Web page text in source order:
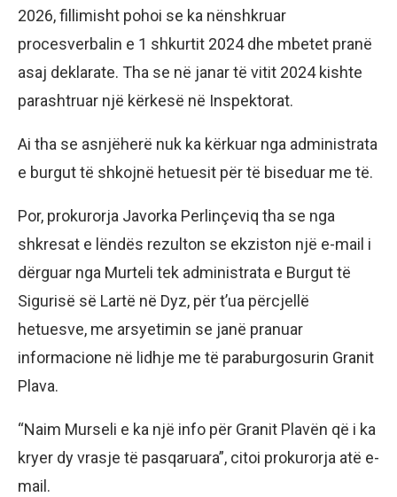
2026, fillimisht pohoi se ka nënshkruar
procesverbalin e 1 shkurtit 2024 dhe mbetet pranë
asaj deklarate. Tha se në janar të vitit 2024 kishte
parashtruar një kërkesë në Inspektorat.
Ai tha se asnjëherë nuk ka kërkuar nga administrata
e burgut të shkojnë hetuesit për të biseduar me të.
Por, prokurorja Javorka Perlinçeviq tha se nga
shkresat e lëndës rezulton se ekziston një e-mail i
dërguar nga Murteli tek administrata e Burgut të
Sigurisë së Lartë në Dyz, për t’ua përcjellë
hetuesve, me arsyetimin se janë pranuar
informacione në lidhje me të paraburgosurin Granit
Plava.
“Naim Murseli e ka një info për Granit Plavën që i ka
kryer dy vrasje të pasqaruara”, citoi prokurorja atë e-
mail.